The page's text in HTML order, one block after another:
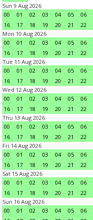
Sun 9 Aug 2026
00
01 02 03 04 05 06
16
17 18 19 20 21 22
Mon 10 Aug 2026
00
01 02 03 04 05 06
16
17 18 19 20 21 22
Tue 11 Aug 2026
00
01 02 03 04 05 06
16
17 18 19 20 21 22
Wed 12 Aug 2026
00
01 02 03 04 05 06
16
17 18 19 20 21 22
Thu 13 Aug 2026
00
01 02 03 04 05 06
16
17 18 19 20 21 22
Fri 14 Aug 2026
00
01 02 03 04 05 06
16
17 18 19 20 21 22
Sat 15 Aug 2026
00
01 02 03 04 05 06
16
17 18 19 20 21 22
Sun 16 Aug 2026
00
01 02 03 04 05 06